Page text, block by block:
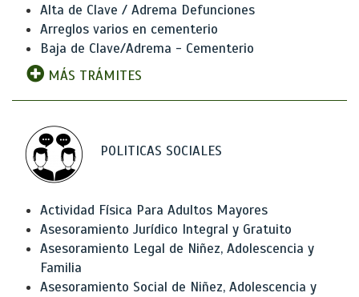
Alta de Clave / Adrema Defunciones
Arreglos varios en cementerio
Baja de Clave/Adrema - Cementerio
MÁS TRÁMITES
POLITICAS SOCIALES
Actividad Física Para Adultos Mayores
Asesoramiento Jurídico Integral y Gratuito
Asesoramiento Legal de Niñez, Adolescencia y
Familia
Asesoramiento Social de Niñez, Adolescencia y